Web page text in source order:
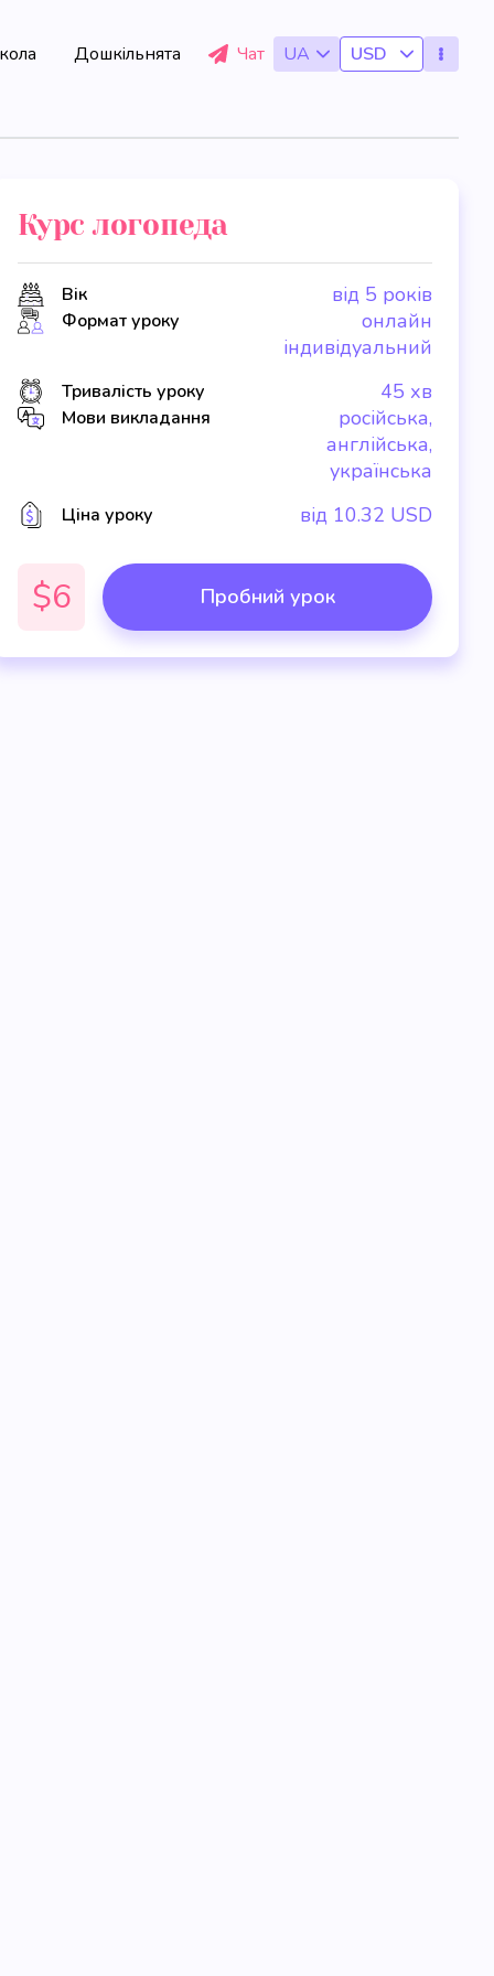
Дошкільнята Чат UA USD
Курс логопеда
Вік від 5 років
Формат уроку
онлайн
індивідуальний
Тривалість уроку 45 хв
Мови викладання
російська,
англійська,
українська
Ціна уроку від 10.32 USD
$6 Пробний урок